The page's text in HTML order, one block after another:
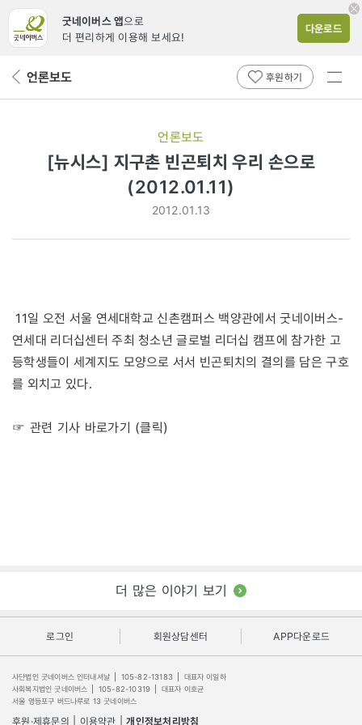
굿네이버스 앱으로
더 편리하게 이용해 보세요!
다운로드
뒤 언론보도 후원하기
전체
언론보도
[뉴시스] 지구촌 빈곤퇴치 우리 손으로
(2012.01.11)
2012.01.13
11일 오전 서울 연세대학교 신촌캠퍼스 백양관에서 굿네이버스-
연세대 리더십센터 주최 청소년 글로벌 리더십 캠프에 참가한 고
등학생들이 세계지도 모양으로 서서 빈곤퇴치의 결의를 담은 구호
를 외치고 있다.
☞ 관련 기사 바로가기 (클릭)
더 많은 이야기 보기
로그인 회원상담센터 APP다운로드
사단법인 굿네이버스 인터내셔날 105-82-13183
대표자 이일하
사회복지법인 굿네이버스
105-82-10319
대표자 이호균
서울 영등포구 버드나루로 13 굿네이버스
후원·제휴문의 이용약관 개인정보처리방침